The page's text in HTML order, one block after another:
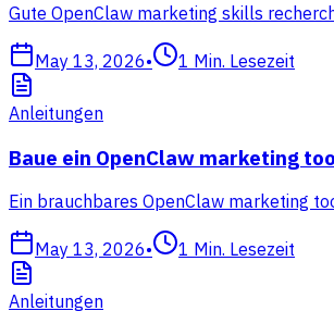
Gute OpenClaw marketing skills
May 13, 2026• 1 Min. Lesezeit
Anleitungen
Baue ein OpenClaw marketing
Ein brauchbares OpenClaw marketing
May 13, 2026• 1 Min. Lesezeit
Anleitungen